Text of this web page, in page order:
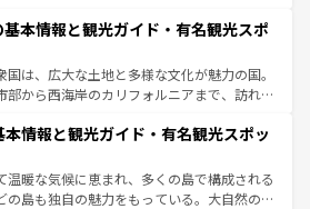
照してほしい。
まま残る町や、スイスならではのユニークな
、アルプス観光だけでなく町歩きも満喫する
。国民の所得が高いため物価も高いが、旅行
パス提供のサービスもあり、うまく活用すれ
報はコンテンツ一覧を参照してほしい。
基本情報と観光ガイド・有名観光スポ
国は、広大な土地と多様な文化が魅力の国。
部から西海岸のカリフォルニアまで、訪れる
都市は、観光、ショッピング、エンターテイ
まった刺激的なスポットだ。一方、アメリカ
然が広がり、グランドキャニオンやイエロー
公園といった絶景が堪能できる。さらに、南
本情報と観光ガイド・有名観光スポッ
温暖な気候に恵まれ、多くの島で構成される
の島も独自の魅力をもっている。大自然の神